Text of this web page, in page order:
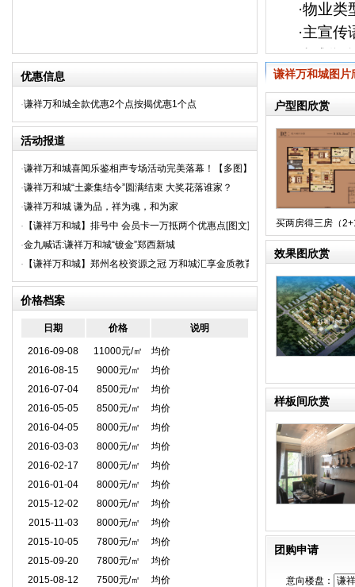
·物业
·主宣
·规划设
·建筑单
·监理单
·总占地
·总建筑
·绿化率
·容积率
·主力户
·物业管
·收费标
优惠信息
·谦祥万和城全款优惠2个点按揭优惠1个点
活动报道
·谦祥万和城喜闻乐鉴相声专场活动完美落幕！【多图】
·谦祥万和城“土豪集结令”圆满结束 大奖花落谁家？
·谦祥万和城 谦为品，祥为魂，和为家
· 【谦祥万和城】排号中 会员卡一万抵两个优惠点[图文]
·金九喊话:谦祥万和城“镀金”郑西新城
· 【谦祥万和城】郑州名校资源之冠 万和城汇享金质教育[图文]
价格档案
日期 价格 说明
2016-09-08 11000元/㎡
均价
2016-08-15
9000元/㎡
均价
2016-07-04
8500元/㎡
均价
2016-05-05
8500元/㎡
均价
2016-04-05
8000元/㎡
均价
2016-03-03
8000元/㎡
均价
2016-02-17
8000元/㎡
均价
2016-01-04
8000元/㎡
均价
2015-12-02
8000元/㎡
均价
2015-11-03
8000元/㎡
均价
2015-10-05
7800元/㎡
均价
2015-09-20
7800元/㎡
均价
2015-08-12
7500元/㎡
均价
谦祥万和城图片
户型图欣赏
买两房得三房（
效果图欣赏
景观透视
样板间欣赏
团购申请
意向楼盘：